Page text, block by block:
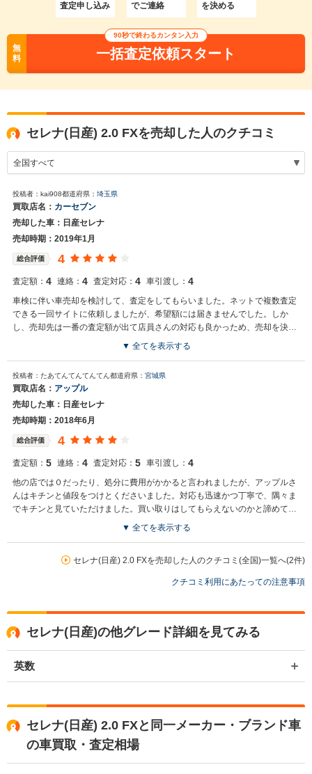
査定申し込み
でご連絡
を決める
無
料
90秒で終わるカンタン入力
一括査定依頼スタート
セレナ(日産) 2.0 FXを売却した人のクチコミ
投稿者：kai908都道府県： 埼玉県
買取店名： カーセブン
売却した車：日産セレナ
売却時期：2019年1月
総合評価 4
査定額： 4 連絡： 4 査定対応： 4 車引渡し： 4
車検に伴い車売却を検討して、査定をしてもらいました。ネットで複数査定
できる一回サイトに依頼しましたが、希望額には届きませんでした。しか
し、売却先は一番の査定額が出て店員さんの対応も良かっため、売却を決め
▼ 全てを表示する
投稿者：たあてんてんてんてん都道府県： 宮城県
買取店名： アップル
売却した車：日産セレナ
売却時期：2018年6月
総合評価 4
査定額： 5 連絡： 4 査定対応： 5 車引渡し： 4
他の店では０だったり、処分に費用がかかると言われましたが、アップルさ
んはキチンと値段をつけとくださいました。対応も迅速かつ丁寧で、隅々ま
でキチンと見ていただけました。買い取りはしてもらえないのかと諦めてお
りましたので、本当にありがたかったです。
▼ 全てを表示する
セレナ(日産) 2.0 FXを売却した人のクチコミ(全国)一覧へ(2件)
クチコミ利用にあたっての注意事項
セレナ(日産)の他グレード詳細を見てみる
英数
セレナ(日産) 2.0 FXと同一メーカー・ブランド車
の車買取・査定相場